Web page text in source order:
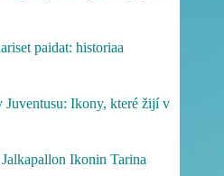
paidat: historiaa
Juventusu: Ikony, které žijí v
Ikonin Tarina